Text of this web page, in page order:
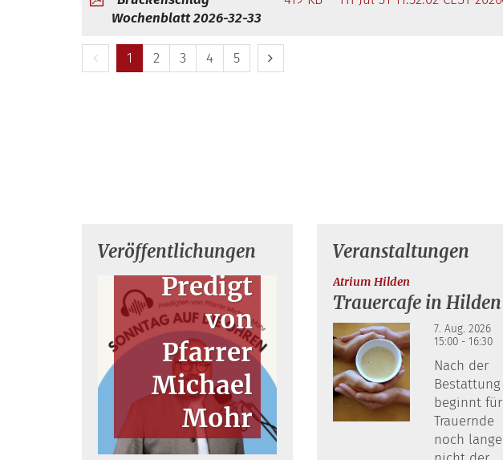
Wochenblatt 2026-32-33
Vorherige Seite
1 2 3 4 5 Nächste Seite
Veröffentlichungen
Predigt
von
Pfarrer
Michael
Mohr
Veranstaltungen
Atrium Hilden:
Trauercafe in Hilden
7. Aug. 2026
15:00 - 16:30
Nach der
Bestattung
beginnt für
Trauernde
noch lange